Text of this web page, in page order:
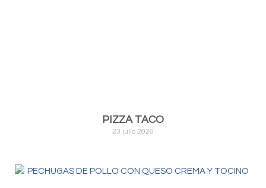
PIZZA TACO
23 julio 2026